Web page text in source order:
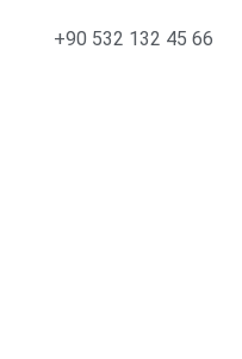
+90 532 132 45 66